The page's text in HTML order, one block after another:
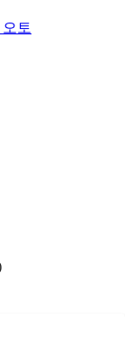
토